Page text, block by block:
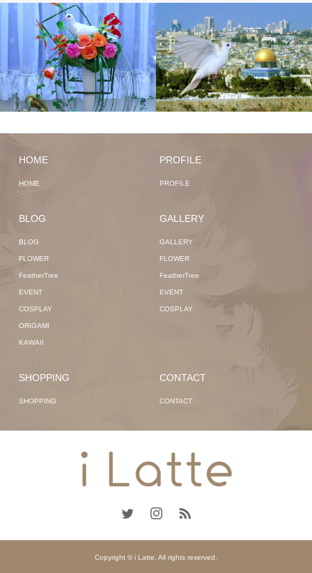
HOME
HOME
PROFILE
PROFILE
BLOG
BLOG
FLOWER
FeatherTree
EVENT
COSPLAY
ORIGAMI
KAWAII
GALLERY
GALLERY
FLOWER
FeatherTree
EVENT
COSPLAY
SHOPPING
SHOPPING
CONTACT
CONTACT
Copyright © i Latte. All rights reserved.